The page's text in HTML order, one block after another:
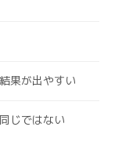
果が出やすい
じではない